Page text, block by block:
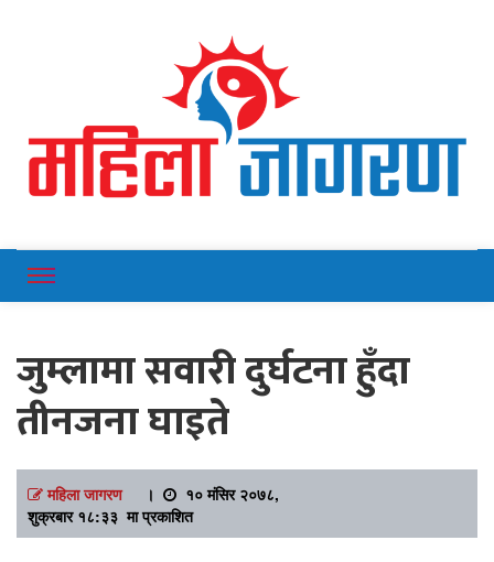
Mahilajagaran
जुम्लामा सवारी दुर्घटना हुँदा
तीनजना घाइते
महिला जागरण।
१० मंसिर २०७८,
शुक्रबार १८:३३ मा प्रकाशित